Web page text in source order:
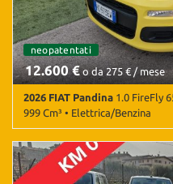
neopatentati
12.600 €o da 275 € / mese
2026 FIAT Pandina 1.0 FireFly
999 Cm³ • Elettrica/Benzina
2.500 Km • Cambio Manuale
ABS • Airbag • Airbag laterali
Android Auto • Apple CarPlay